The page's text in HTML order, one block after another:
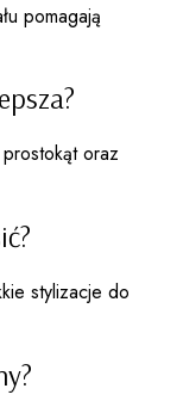
pomagają
oraz
stylizacje do